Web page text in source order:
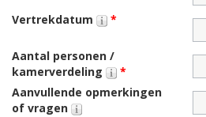
Vertrekdatum *
Aantal personen /
kamerverdeling
*
Aanvullende opmerkingen
of vragen